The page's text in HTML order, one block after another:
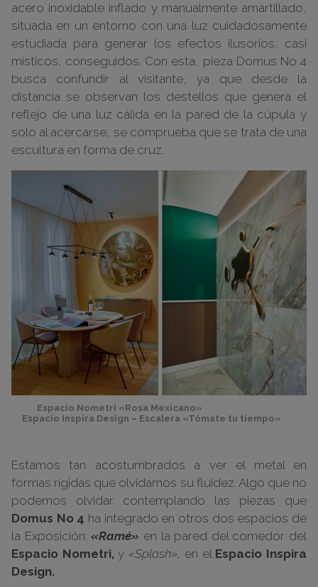
acero inoxidable inflado y manualmente amartillado,
situada en un entorno con una luz cuidadosamente
estudiada para generar los efectos ilusorios, casi
místicos, conseguidos. Con esta, pieza Domus No 4
busca confundir al visitante, ya que desde la
distancia se observan los destellos que genera el
reflejo de una luz cálida en la pared de la cúpula y
solo al acercarse, se comprueba que se trata de una
escultura en forma de cruz.
Espacio Nometri «Rosa Mexicano»
Espacio Inspira Design – Escalera «Tómate tu tiempo»
Estamos tan acostumbrados a ver el metal en
formas rígidas que olvidamos su fluidez. Algo que no
podemos olvidar contemplando las piezas que
Domus No 4 ha integrado en otros dos espacios de
la Exposición:«Ramé» en la pared del comedor del
Espacio Nometri,y«Splash», en el Espacio Inspira
Design.